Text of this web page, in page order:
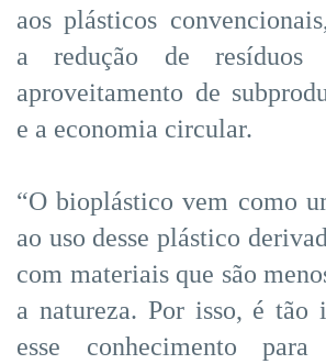
aos plásticos
a redução de resíduos
aproveitamento de
e a economia circular.
“O bioplástico vem como
ao uso desse plástico
com materiais que são
a natureza. Por isso, é tão
esse conhecimento para